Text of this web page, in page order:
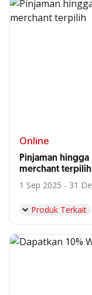
Online
Pinjaman
merchant terpilih
1 Sep 2025 - 31
Produk Terkait